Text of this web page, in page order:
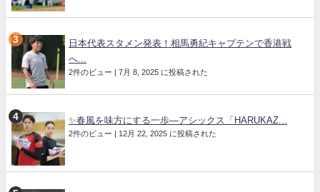
日本代表スタメン発表！相馬勇紀キャプテンで香港戦
へ...
2件のビュー 7月 8, 2025 に投稿された
✨春風を味方にする一歩—アシックス「HARUKAZ...
2件のビュー 12月 22, 2025 に投稿された